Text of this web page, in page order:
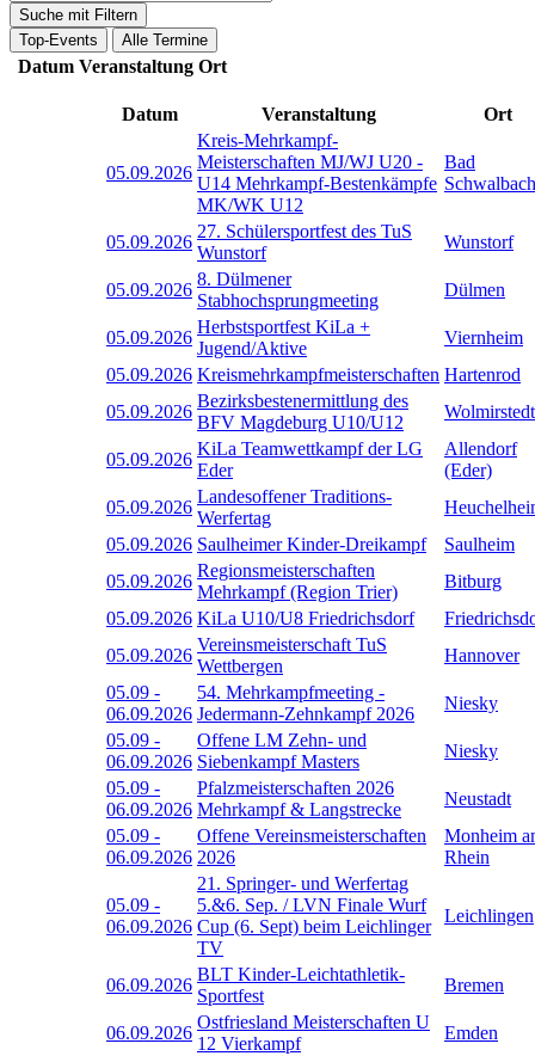
Suche mit Filtern
Top-Events
Alle Termine
Datum Veranstaltung Ort
Datum Veranstaltung Ort
05.09.2026
Kreis-Mehrkampf-
Meisterschaften MJ/WJ U20 -
U14 Mehrkampf-Bestenkämpfe
MK/WK U12
Bad
Schwalbach
05.09.2026
27. Schülersportfest des TuS
Wunstorf
Wunstorf
05.09.2026
8. Dülmener
Stabhochsprungmeeting
Dülmen
05.09.2026
Herbstsportfest KiLa +
Jugend/Aktive
Viernheim
05.09.2026 Kreismehrkampfmeisterschaften Hartenrod
05.09.2026
Bezirksbestenermittlung des
BFV Magdeburg U10/U12
Wolmirstedt
05.09.2026
KiLa Teamwettkampf der LG
Eder
Allendorf
(Eder)
05.09.2026
Landesoffener Traditions-
Werfertag
05.09.2026 Saulheimer Kinder-Dreikampf
Saulheim
05.09.2026
Regionsmeisterschaften
Mehrkampf (Region Trier)
Bitburg
05.09.2026 KiLa U10/U8 Friedrichsdorf
05.09.2026
Vereinsmeisterschaft TuS
Wettbergen
Hannover
05.09 -
06.09.2026
54. Mehrkampfmeeting -
Jedermann-Zehnkampf 2026
Niesky
05.09 -
06.09.2026
Offene LM Zehn- und
Siebenkampf Masters
Niesky
05.09 -
06.09.2026
Pfalzmeisterschaften 2026
Mehrkampf & Langstrecke
Neustadt
05.09 -
06.09.2026
Offene Vereinsmeisterschaften
2026
Monheim
Rhein
05.09 -
06.09.2026
21. Springer- und Werfertag
5.&6. Sep. / LVN Finale Wurf
Cup (6. Sept) beim Leichlinger
TV
Leichlingen
06.09.2026
BLT Kinder-Leichtathletik-
Sportfest
Bremen
06.09.2026
Ostfriesland Meisterschaften U
12 Vierkampf
Emden